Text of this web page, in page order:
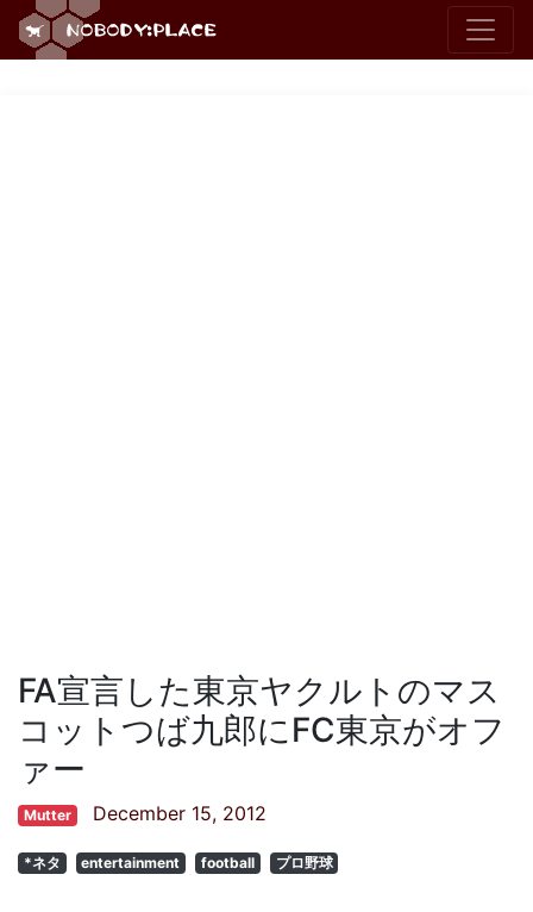
FA宣言した東京ヤクルトのマス
コットつば九郎にFC東京がオフ
ァー
Mutter December 15, 2012
*ネタ entertainment football プロ野球